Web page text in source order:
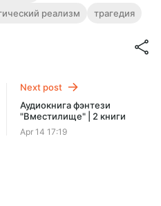
реализм трагедия
Next post
Аудиокнига фэнтези
"Вместилище" | 2 книги
Apr 14 17:19